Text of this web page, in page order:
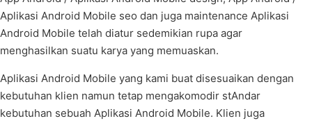
Aplikasi Android Mobile seo dan juga maintenance Aplikasi
Android Mobile telah diatur sedemikian rupa agar
menghasilkan suatu karya yang memuaskan.
Aplikasi Android Mobile yang kami buat disesuaikan dengan
kebutuhan klien namun tetap mengakomodir stAndar
kebutuhan sebuah Aplikasi Android Mobile. Klien juga